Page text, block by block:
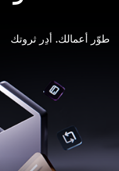
طوّر أعمالك. أدِر ثروتك